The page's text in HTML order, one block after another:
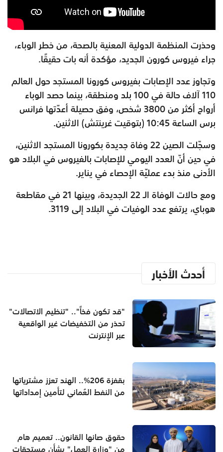
وحذرت المنظمة الدولية المعنية بالصحة، من خطر الوباء،
جراء فيروس كورون الجديد، مؤكدة أنه بات حقيقًا.
وتجاوز عدد الإصابات بفيروس كورونا المستجد حول العالم
110 آلاف حالة في 100 بلد ومنطقة، بينما حصد الوباء
أرواح أكثر من 3800 شخص، وفق حصيلة أعدّتها فرانس
برس الساعة 10:45 (بتوقيت غرينتش) الاثنين.
وسجّلت الصين 22 وفاة جديدة بكورونا المستجد الاثنين،
في حين أنّ العدد اليومي للإصابات بالفيروس في البلاد هو
الأدنى منذ بدء عمليّة الإحصاء في يناير.
ومع حالات الوفاة الـ 22 الجديدة، وبينها 21 في مقاطعة
هوباي، يرتفع عدد الوفيات في البلاد إلى 3119.
أحدث الأخبار
"قد تكون فخاً".. "تنظيم الاتصالات"
تحذر من التخفيضات غير الواقعية
عبر الإنترنت
بقفزة 206%.. الهند تعزز مشترياتها
من النفط العُماني لتأمين إمداداتها
حقوق صانها القانون.. تعميم هام